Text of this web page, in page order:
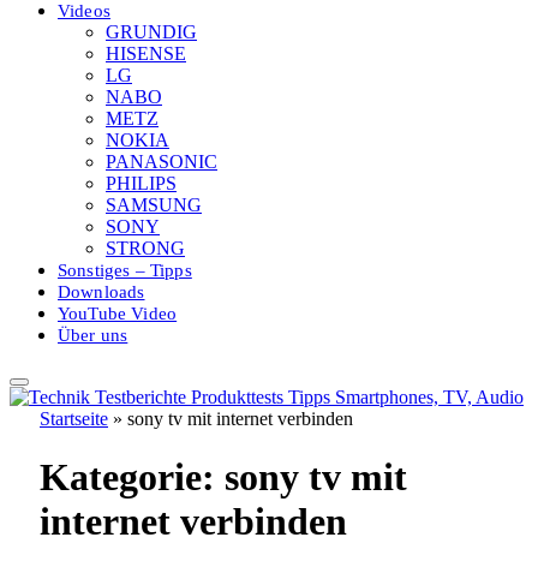
Videos
GRUNDIG
HISENSE
LG
NABO
METZ
NOKIA
PANASONIC
PHILIPS
SAMSUNG
SONY
STRONG
Sonstiges – Tipps
Downloads
YouTube Video
Über uns
Startseite » sony tv mit internet verbinden
Kategorie: sony tv mit
internet verbinden